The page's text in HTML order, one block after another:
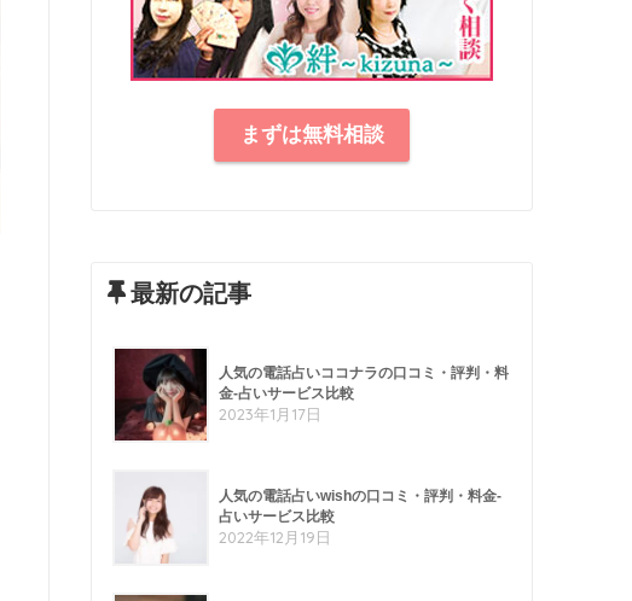
まずは無料相談
最新の記事
人気の電話占いココナラの口コミ・評判・料
金-占いサービス比較
2023年1月17日
人気の電話占いwishの口コミ・評判・料金-
占いサービス比較
2022年12月19日